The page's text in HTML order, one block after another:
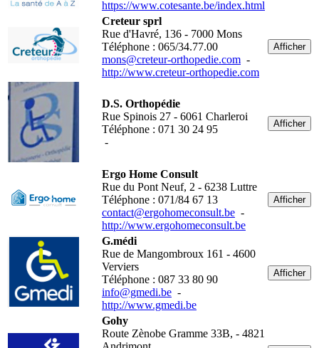
https://www.cotesante.be/index.html
Creteur sprl
Rue d'Havré, 136 - 7000 Mons
Téléphone : 065/34.77.00
mons@creteur-orthopedie.com -
http://www.creteur-orthopedie.com
Afficher
D.S. Orthopédie
Rue Spinois 27 - 6061 Charleroi
Téléphone : 071 30 24 95
-
Afficher
Ergo Home Consult
Rue du Pont Neuf, 2 - 6238 Luttre
Téléphone : 071/84 67 13
contact@ergohomeconsult.be -
http://www.ergohomeconsult.be
Afficher
G.médi
Rue de Mangombroux 161 - 4600
Verviers
Téléphone : 087 33 80 90
info@gmedi.be -
http://www.gmedi.be
Afficher
Gohy
Route Zènobe Gramme 33B, - 4821